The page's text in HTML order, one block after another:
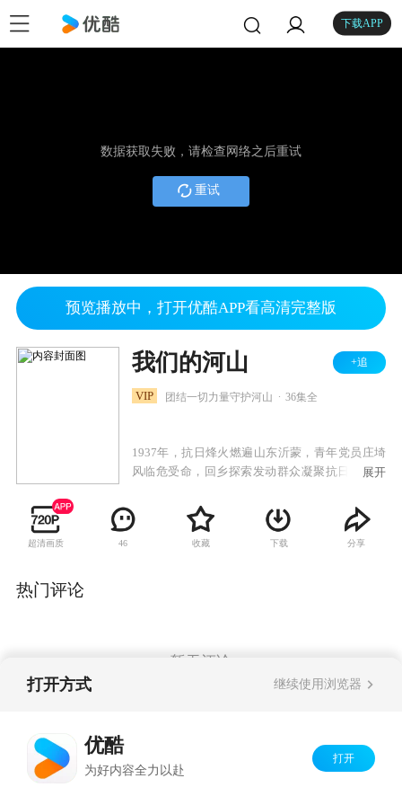
下载APP
数据获取失败，请检查网络之后重试
重试
预览播放中，打开优酷APP看高清完整版
我们的河山 +追
VIP 团结一切力量守护河山 36集全
1937年，抗日烽火燃遍山东沂蒙，青年党员庄埼
风临危受命，回乡探索发动群众凝聚抗日力量之
沙成塔，团结一切可以团结的力量，领悟了“兵民
是胜利之本”的题中之义。在敌后也是抗日的最前
线，军民同心浴血奋战，水乳交融，生死与共，
展开
超清画质 46 收藏 下载 分享
热门评论
暂无评论
打开方式 继续使用浏览器
优酷
为好内容全力以赴
打开